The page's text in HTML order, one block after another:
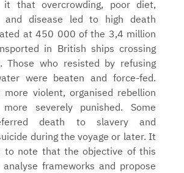
it that overcrowding, poor diet,
and disease led to high death
at 450 000 of the 3,4 million
in British ships crossing
Those who resisted by refusing
were beaten and force-fed.
violent, organised rebellion
severely punished. Some
death to slavery and
during the voyage or later. It
to note that the objective of this
frameworks and propose